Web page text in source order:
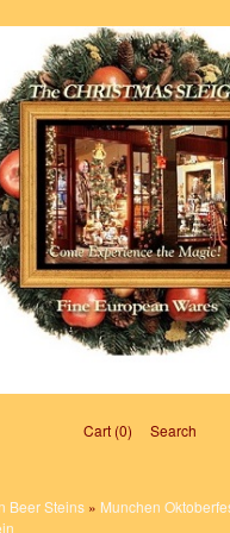
Cart (0)‎ Search
Beer Steins » Munchen